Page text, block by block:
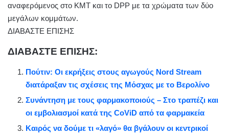
αναφερόμενος στο KMT και το DPP με τα χρώματα των δύο
μεγάλων κομμάτων.
ΔΙΑΒΑΣΤΕ ΕΠΙΣΗΣ
ΔΙΑΒΑΣΤΕ ΕΠΙΣΗΣ:
Πούτιν: Οι εκρήξεις στους αγωγούς Nord Stream
διατάραξαν τις σχέσεις της Μόσχας με το Βερολίνο
Συνάντηση με τους φαρμακοποιούς – Στο τραπέζι και
οι εμβολιασμοί κατά της CoViD από τα φαρμακεία
Καιρός να δούμε τι «λαγό» θα βγάλουν οι κεντρικοί